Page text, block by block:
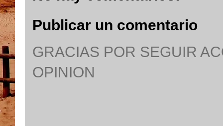
Publicar un comentario
GRACIAS POR SEGUIR
OPINION